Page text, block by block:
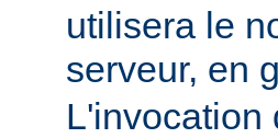
utilisera le
serveur, en